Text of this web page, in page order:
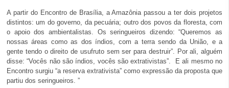
A partir do Encontro de Brasília, a Amazônia passou a ter dois projetos
distintos: um do governo, da pecuária; outro dos povos da floresta, com
o apoio dos ambientalistas. Os seringueiros dizendo: “Queremos as
nossas áreas como as dos índios, com a terra sendo da União, e a
gente tendo o direito de usufruto sem ser para destruir”. Por ali, alguém
disse: “Vocês não são índios, vocês são extrativistas”. E ali mesmo no
Encontro surgiu “a reserva extrativista” como expressão da proposta que
partiu dos seringueiros. ”